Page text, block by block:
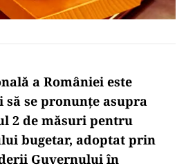
a României este
se pronunţe asupra
2 de măsuri pentru
bugetar, adoptat prin
Guvernului în